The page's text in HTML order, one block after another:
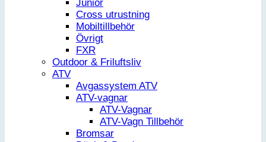
Junior
Cross utrustning
Mobiltillbehör
Övrigt
FXR
Outdoor & Friluftsliv
ATV
Avgassystem ATV
ATV-vagnar
ATV-Vagnar
ATV-Vagn Tillbehör
Bromsar